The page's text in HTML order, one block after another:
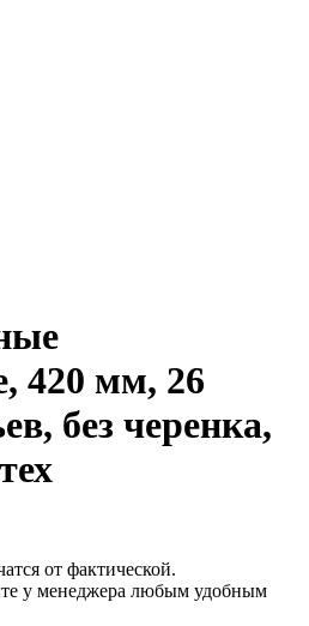
420 мм, 26
без черенка,
от фактической.
у менеджера любым удобным